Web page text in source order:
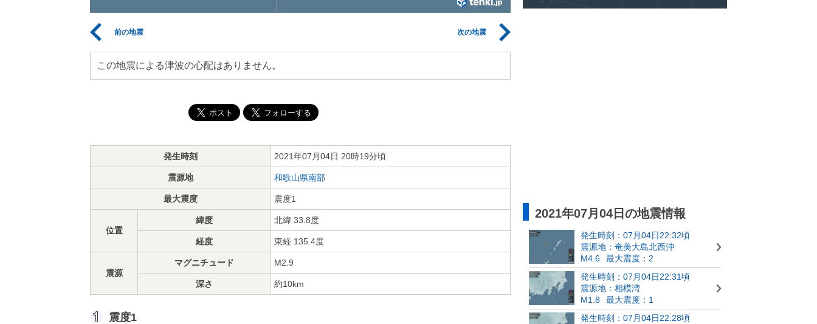
前の地震 次の地震
この地震による津波の心配はありません。
発生時刻 2021年07月04日 20時19分頃
震源地 和歌山県南部
最大震度 震度1
位置
緯度 北緯 33.8度
経度 東経 135.4度
震源
マグニチュード M2.9
深さ 約10km
震度1
2021年07月04日の地震情報
発生時刻：07月04日22:32頃
震源地：奄美大島北西沖
M4.6
最大震度：2
発生時刻：07月04日22:31頃
震源地：相模湾
M1.8
最大震度：1
発生時刻：07月04日22:28頃